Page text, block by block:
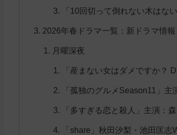
「10回切って倒れない木はな
2026年春ドラマ一覧：新ドラマ情報
月曜深夜
「産まない女はダメですか？
「孤独のグルメSeason11」
「多すぎる恋と殺人」主演：
「share」秋田汐梨・池田匡